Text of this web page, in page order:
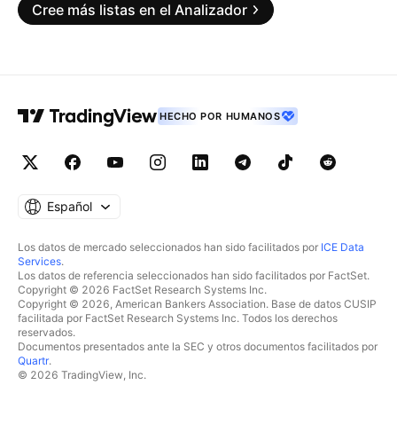
Cree más listas en el Analizador
HECHO POR HUMANOS
Español
Los datos de mercado seleccionados han sido facilitados por ICE Data
Services.
Los datos de referencia seleccionados han sido facilitados por FactSet.
Copyright © 2026 FactSet Research Systems Inc.
Copyright © 2026, American Bankers Association. Base de datos CUSIP
facilitada por FactSet Research Systems Inc. Todos los derechos
reservados.
Documentos presentados ante la SEC y otros documentos facilitados por
Quartr.
© 2026 TradingView, Inc.